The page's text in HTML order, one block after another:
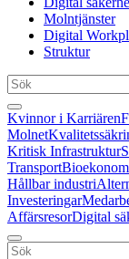
Molntjänster
Digital
Struktur
Kvinnor i Karriären
Molnet
Kritisk Infrastruktur
Transport
Hållbar industri
Investeringar
AffärsresorDigital